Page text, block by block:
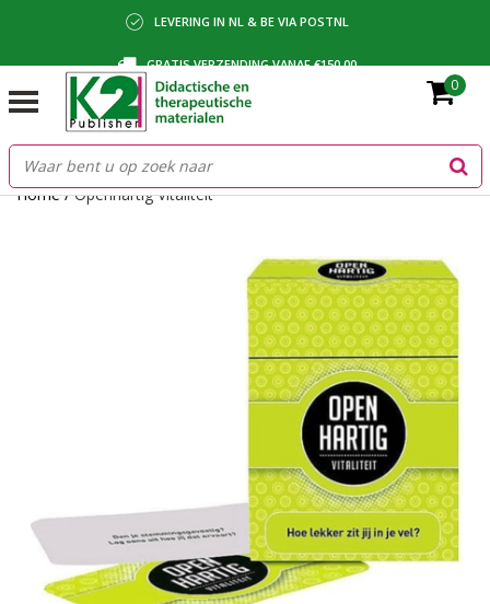
LEVERING IN NL & BE VIA POSTNL
GRATIS VERZENDING VANAF €150,00
BETALING VIA IDEAL, BANCONTACT OF FACTUUR
0
Home/Openhartig Vitaliteit